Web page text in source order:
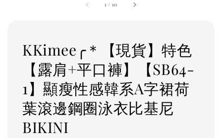
1 / 10
KKimee╭＊【現貨】特色
【露肩+平口褲】【SB64-
1】顯瘦性感韓系A字裙荷
葉滾邊鋼圈泳衣比基尼
BIKINI